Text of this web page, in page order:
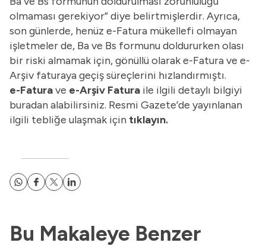
olmaması gerekiyor” diye belirtmişlerdir. Ayrıca,
son günlerde, henüz e-Fatura mükellefi olmayan
işletmeler de, Ba ve Bs formunu doldururken olası
bir riski almamak için, gönüllü olarak e-Fatura ve e-
Arşiv faturaya geçiş süreçlerini hızlandırmıştı.
e-Faturave e-Arşiv Fatura ile ilgili detaylı bilgiyi
buradan alabilirsiniz. Resmi Gazete’de yayınlanan
ilgili tebliğe ulaşmak için tıklayın.
Bu Makaleye Benzer